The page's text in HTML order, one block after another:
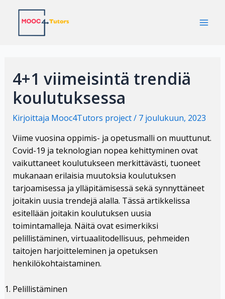
sisältöön
4+1 viimeisintä trendiä
koulutuksessa
Kirjoittaja Mooc4Tutors project/ 7 joulukuun, 2023
Viime vuosina oppimis- ja opetusmalli on muuttunut.
Covid-19 ja teknologian nopea kehittyminen ovat
vaikuttaneet koulutukseen merkittävästi, tuoneet
mukanaan erilaisia muutoksia koulutuksen
tarjoamisessa ja ylläpitämisessä sekä synnyttäneet
joitakin uusia trendejä alalla. Tässä artikkelissa
esitellään joitakin koulutuksen uusia
toimintamalleja. Näitä ovat esimerkiksi
pelillistäminen, virtuaalitodellisuus, pehmeiden
taitojen harjoitteleminen ja opetuksen
henkilökohtaistaminen.
Pelillistäminen